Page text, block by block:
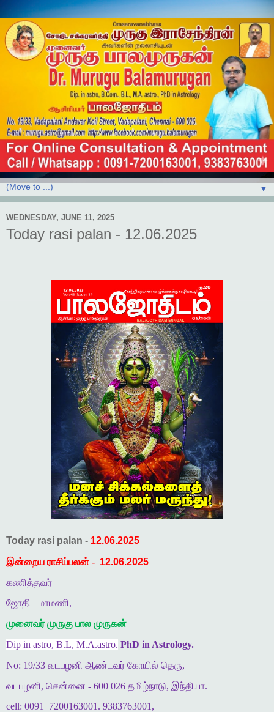
▼
WEDNESDAY, JUNE 11, 2025
Today rasi palan - 12.06.2025
Today rasi palan - 12.06.2025
இன்றைய ராசிப்பலன் - 12.06.2025
கணித்தவர்
ஜோதிட மாமணி,
முனைவர் முருகு பால முருகன்
Dip in astro, B.L, M.A.astro. PhD in Astrology.
No: 19/33 வடபழனி ஆண்டவர் கோயில் தெரு,
வடபழனி, சென்னை - 600 026 தமிழ்நாடு, இந்தியா.
cell: 0091 7200163001. 9383763001,